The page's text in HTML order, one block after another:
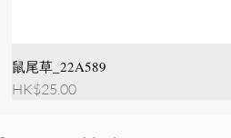
鼠尾草_22A589
價格
HK$25.00